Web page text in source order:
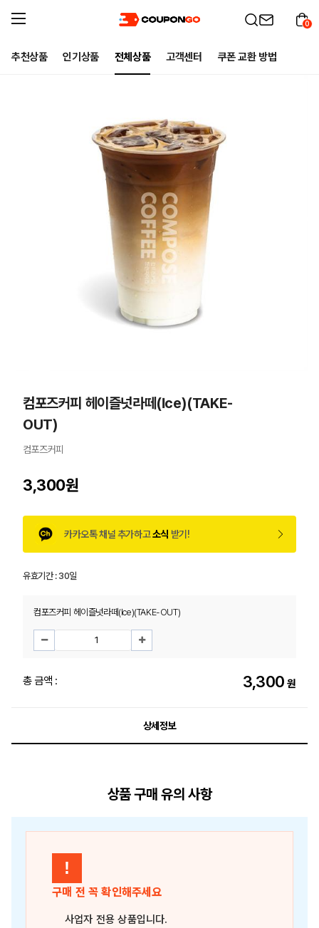
추천상품 인기상품 전체상품 고객센터 쿠폰 교환 방법
0
컴포즈커피 헤이즐넛라떼(Ice)(TAKE-
OUT)
컴포즈커피
3,300원
카카오톡 채널 추가하고소식 받기!
유효기간 :30일
컴포즈커피 헤이즐넛라떼(Ice)(TAKE-OUT)
총 금액 : 3,300 원
상세정보
상품 구매 유의 사항
!
구매 전 꼭 확인해주세요
사업자 전용 상품입니다.